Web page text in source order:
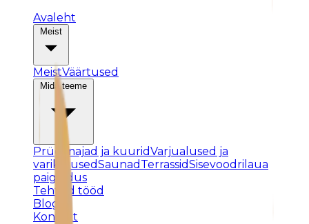
Avaleht
MeistVäärtused
Prügimajad ja kuuridVarjualused ja
varikatusedSaunad TerrassidSisevoodrilaua
paigaldus
Tehtud tööd
Blogi
Kontakt